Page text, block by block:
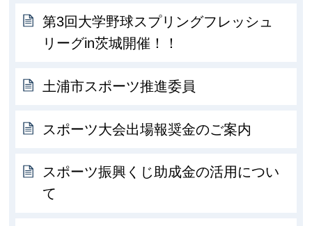
第3回大学野球スプリングフレッシュ
リーグin茨城開催！！
土浦市スポーツ推進委員
スポーツ大会出場報奨金のご案内
スポーツ振興くじ助成金の活用につい
て